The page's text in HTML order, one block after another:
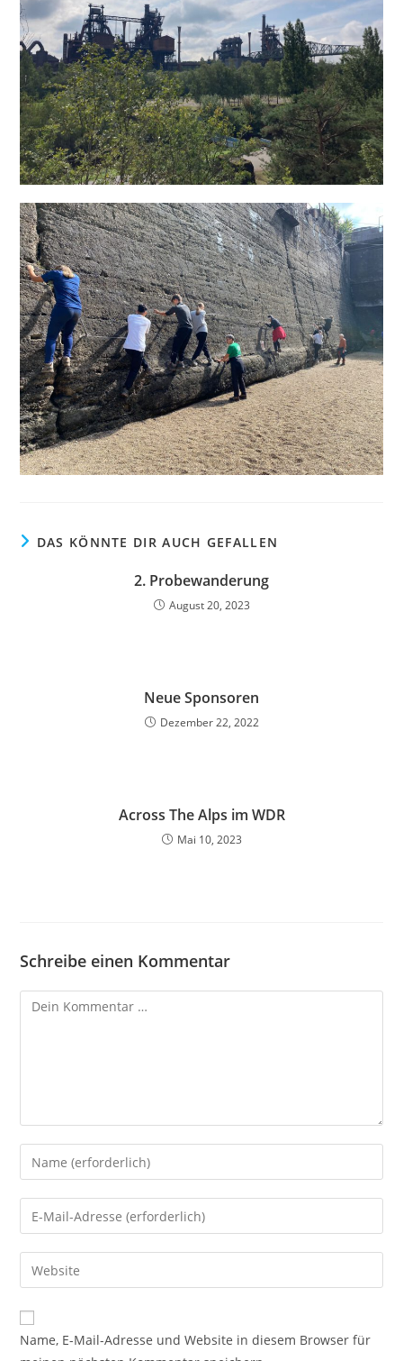
DAS KÖNNTE DIR AUCH GEFALLEN
2. Probewanderung
August 20, 2023
Neue Sponsoren
Dezember 22, 2022
Across The Alps im WDR
Mai 10, 2023
Schreibe einen Kommentar
Kommentar
Gib
deinen
Namen
oder
zum
Kommentieren
ein
Gib
deine
E-
Mail-
zum
Kommentieren
Gib
deine
Website-
URL
Name, E-Mail-Adresse und Website in diesem Browser für